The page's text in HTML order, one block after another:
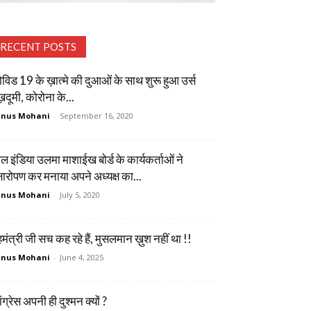
RECENT POSTS
19 के ख़ात्मे की दुआओं के साथ शुरू हुआ उर्स
कोरोना के...
Mohani - September 16, 2020
इंडिया उलमा माशाईख बोर्ड के कार्यकर्ताओं ने
कर मनाया अपने अध्यक्ष का...
Mohani - July 5, 2020
जी सच कह रहे हैं, मुसलमान ख़ुश नहीं था !!
Mohani - June 4, 2025
अपनी ही दुश्मन क्यों ?